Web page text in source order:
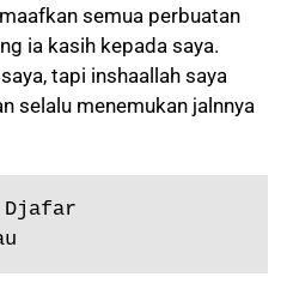
semua perbuatan
ia kasih kepada saya.
tapi inshaallah saya
selalu menemukan jalnnya